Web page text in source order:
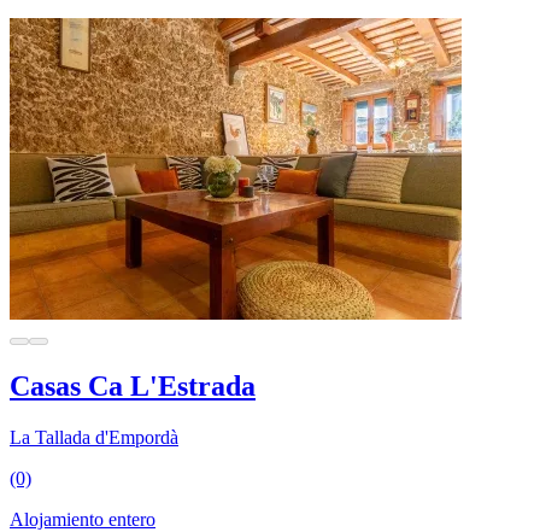
Casas Ca L'Estrada
La Tallada d'Empordà
(0)
Alojamiento entero